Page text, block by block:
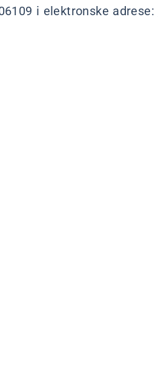
i elektronske adrese: